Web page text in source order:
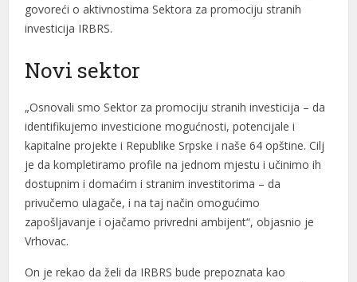
govoreći o aktivnostima Sektora za promociju stranih
investicija IRBRS.
Novi sektor
„Osnovali smo Sektor za promociju stranih investicija – da
identifikujemo investicione mogućnosti, potencijale i
kapitalne projekte i Republike Srpske i naše 64 opštine. Cilj
je da kompletiramo profile na jednom mjestu i učinimo ih
dostupnim i domaćim i stranim investitorima – da
privučemo ulagače, i na taj način omogućimo
zapošljavanje i ojačamo privredni ambijent“, objasnio je
Vrhovac.
On je rekao da želi da IRBRS bude prepoznata kao